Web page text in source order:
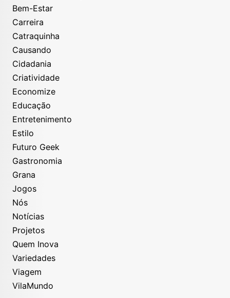
Bem-Estar
Carreira
Catraquinha
Causando
Cidadania
Criatividade
Economize
Educação
Entretenimento
Estilo
Futuro Geek
Gastronomia
Grana
Jogos
Nós
Notícias
Projetos
Quem Inova
Variedades
Viagem
VilaMundo